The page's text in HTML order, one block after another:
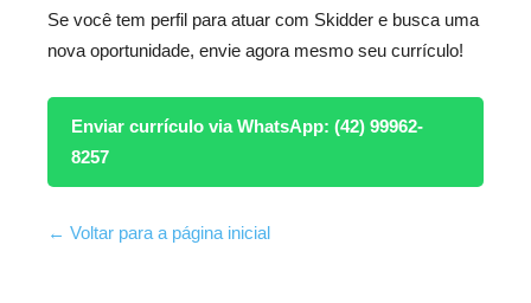
Se você tem perfil para atuar com Skidder e busca uma
nova oportunidade, envie agora mesmo seu currículo!
Enviar currículo via WhatsApp: (42) 99962-
8257
← Voltar para a página inicial